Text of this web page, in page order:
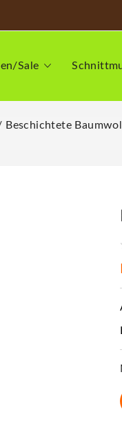
Sale
Beschichtete